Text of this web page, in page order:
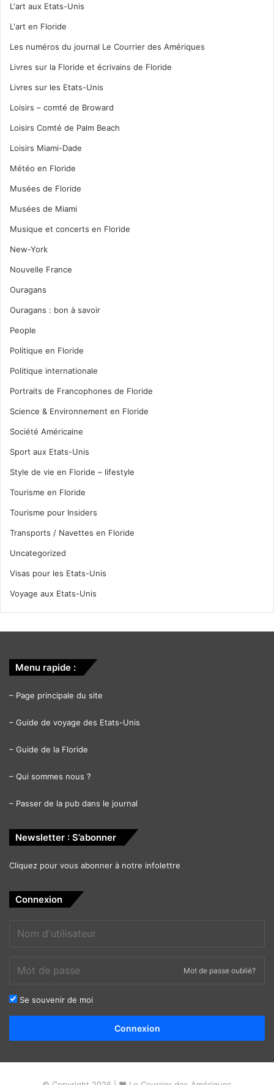
L'art aux Etats-Unis
L'art en Floride
Les numéros du journal Le Courrier des Amériques
Livres sur la Floride et écrivains de Floride
Livres sur les Etats-Unis
Loisirs – comté de Broward
Loisirs Comté de Palm Beach
Loisirs Miami-Dade
Météo en Floride
Musées de Floride
Musées de Miami
Musique et concerts en Floride
New-York
Nouvelle France
Ouragans
Ouragans : bon à savoir
People
Politique en Floride
Politique internationale
Portraits de Francophones de Floride
Science & Environnement en Floride
Société Américaine
Sport aux Etats-Unis
Style de vie en Floride – lifestyle
Tourisme en Floride
Tourisme pour Insiders
Transports / Navettes en Floride
Uncategorized
Visas pour les Etats-Unis
Voyage aux Etats-Unis
Menu rapide :
– Page principale du site
– Guide de voyage des Etats-Unis
– Guide de la Floride
– Qui sommes nous ?
– Passer de la pub dans le journal
Newsletter : S’abonner
Cliquez pour vous abonner à notre infolettre
Connexion
Mot de passe oublié?
Se souvenir de moi
Connexion